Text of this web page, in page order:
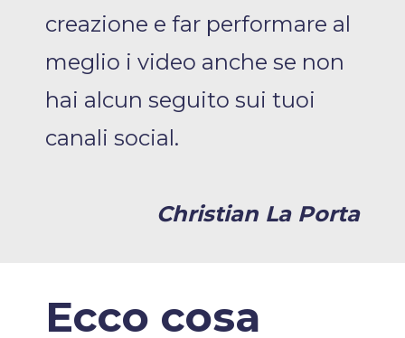
creazione e far performare al
meglio i video anche se non
hai alcun seguito sui tuoi
canali social.
Christian La Porta
Ecco cosa